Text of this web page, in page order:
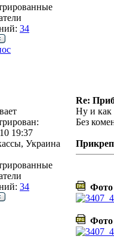
34
Re:
19:37
Украина
34
Ну и как
Без
Фото
Фото